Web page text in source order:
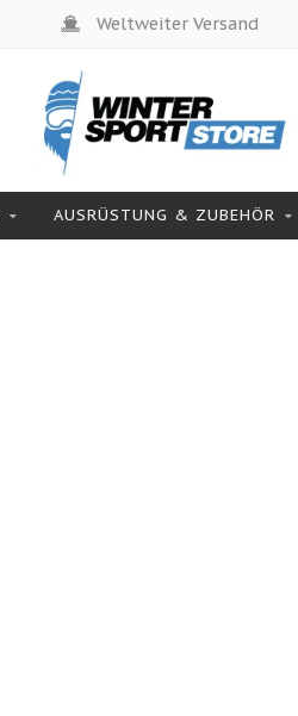
Weltweiter Versand
AUSRÜSTUNG & ZUBEHÖR